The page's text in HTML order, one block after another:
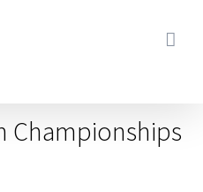
Championships